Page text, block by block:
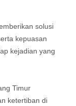
solusi
kepuasan
kejadian yang
Timur
ketertiban di